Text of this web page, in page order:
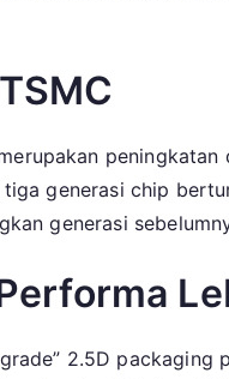
Akan
Hadir
2025
generasi chip
generasi
2.5D packaging